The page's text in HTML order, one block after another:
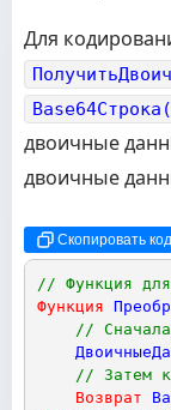
Для
двоичные
двоичные
Скопировать код
// Функция для
Функция
// Сначала
// Затем
Возврат